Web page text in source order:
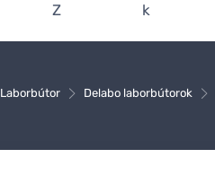
Z
k
Laborbútor Delabo laborbútorok